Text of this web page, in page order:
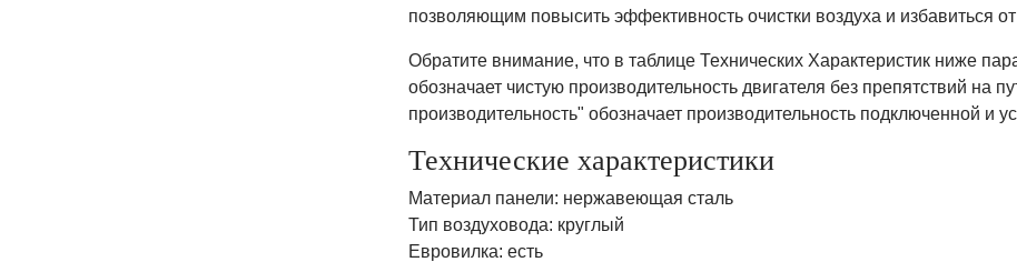
позволяющим повысить эффективность очистки воздуха и избавиться
Обратите внимание, что в таблице Технических Характеристик ниже
обозначает чистую производительность двигателя без препятствий на
производительность" обозначает производительность подключенной и
Технические характеристики
Материал панели: нержавеющая сталь
Тип воздуховода: круглый
Евровилка: есть